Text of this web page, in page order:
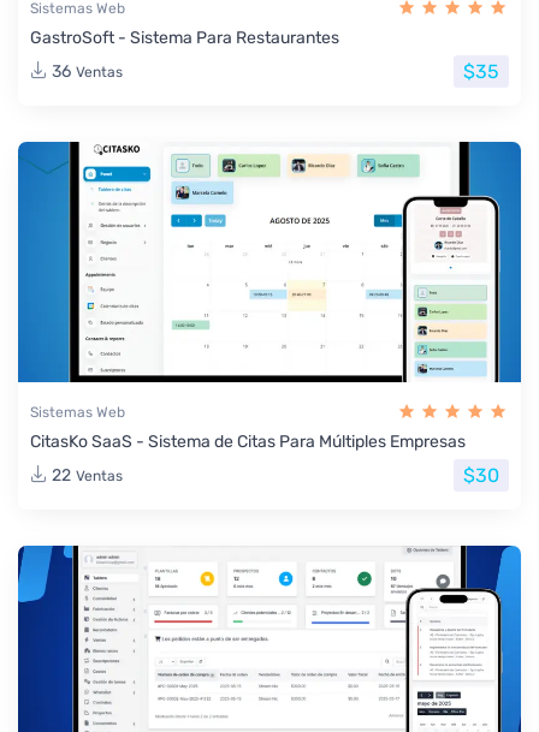
Sistemas Web
GastroSoft - Sistema Para Restaurantes
36 Ventas $35
Sistemas Web
CitasKo SaaS - Sistema de Citas Para Múltiples Empresas
22 Ventas $30